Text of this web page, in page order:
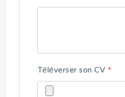
Téléverser son CV *